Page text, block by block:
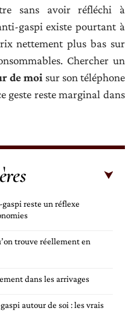
sans avoir réfléchi à
gaspi existe pourtant à
nettement plus bas sur
Chercher un
de moi sur son téléphone
geste reste marginal dans
reste un réflexe
trouve réellement en
dans les arrivages
autour de soi : les vrais